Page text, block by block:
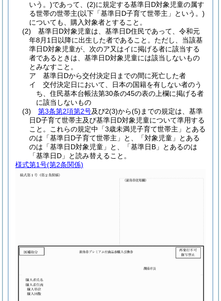
いう。)であって、(2)に規定する基準日D対象児童の属す
る世帯の世帯主(以下「基準日D子育て世帯主」という。)
についても、購入対象者とすること。
(2) 基準日D対象児童は、基準日D住民であって、令和元
年8月1日以降に出生した者であること。ただし、当該基
準日D対象児童が、次のア又はイに掲げる者に該当する
者であるときは、基準日D対象児童には該当しないもの
とみなすこと。
ア 基準日Dから交付決定日までの間に死亡した者
イ 交付決定日において、日本の国籍を有しない者のう
ち、住民基本台帳法第30条の45の表の上欄に掲げる者
に該当しないもの
(3) 第3条第2項第2号及び2(3)から(5)までの規定は、基準
日D子育て世帯主及び基準日D対象児童について準用する
こと。これらの規定中「3歳未満児子育て世帯主」とある
のは「基準日D子育て世帯主」と、「対象児童」とある
のは「基準日D対象児童」と、「基準日B」とあるのは
「基準日D」と読み替えること。
様式第1号(第2条関係)